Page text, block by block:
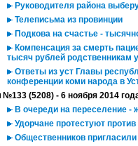
Руководителя района
Телеписьма из провинции
Подкова на счастье -
Компенсация за смерть
тысяч рублей родственникам
Ответы из уст Главы
конференции коми народа в
№133 (5208) - 6 ноября 2014
В очереди на переселение -
Удорчане протестуют
Общественников